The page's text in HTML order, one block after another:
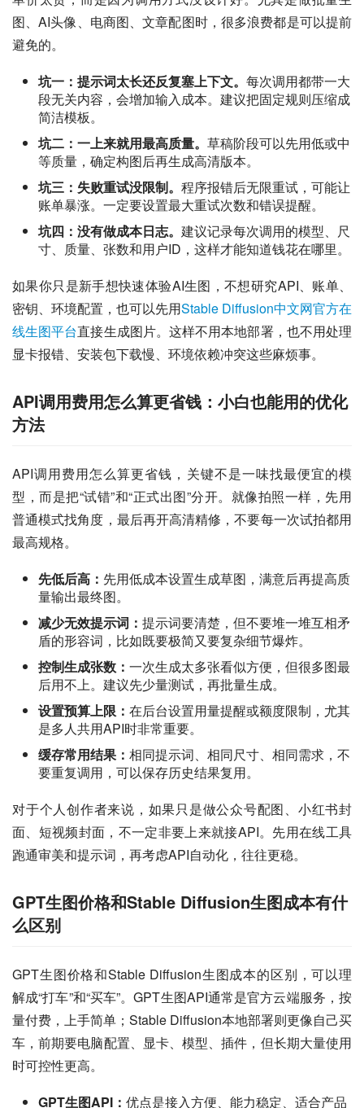
图、AI头像、电商图、文章配图时，很多浪费都是可以提前
避免的。
坑一：提示词太长还反复塞上下文。 每次调用都带一大
段无关内容，会增加输入成本。建议把固定规则压缩成
简洁模板。
坑二：一上来就用最高质量。 草稿阶段可以先用低或中
等质量，确定构图后再生成高清版本。
坑三：失败重试没限制。 程序报错后无限重试，可能让
账单暴涨。一定要设置最大重试次数和错误提醒。
坑四：没有做成本日志。 建议记录每次调用的模型、尺
寸、质量、张数和用户ID，这样才能知道钱花在哪里。
如果你只是新手想快速体验AI生图，不想研究API、账单、
密钥、环境配置，也可以先用Stable Diffusion中文网官方在
线生图平台直接生成图片。这样不用本地部署，也不用处理
显卡报错、安装包下载慢、环境依赖冲突这些麻烦事。
API调用费用怎么算更省钱：小白也能用的优化
方法
API调用费用怎么算更省钱，关键不是一味找最便宜的模
型，而是把“试错”和“正式出图”分开。就像拍照一样，先用
普通模式找角度，最后再开高清精修，不要每一次试拍都用
最高规格。
先低后高： 先用低成本设置生成草图，满意后再提高质
量输出最终图。
减少无效提示词： 提示词要清楚，但不要堆一堆互相矛
盾的形容词，比如既要极简又要复杂细节爆炸。
控制生成张数： 一次生成太多张看似方便，但很多图最
后用不上。建议先少量测试，再批量生成。
设置预算上限： 在后台设置用量提醒或额度限制，尤其
是多人共用API时非常重要。
缓存常用结果： 相同提示词、相同尺寸、相同需求，不
要重复调用，可以保存历史结果复用。
对于个人创作者来说，如果只是做公众号配图、小红书封
面、短视频封面，不一定非要上来就接API。先用在线工具
跑通审美和提示词，再考虑API自动化，往往更稳。
GPT生图价格和Stable Diffusion生图成本有什
么区别
GPT生图价格和Stable Diffusion生图成本的区别，可以理
解成“打车”和“买车”。GPT生图API通常是官方云端服务，按
量付费，上手简单；Stable Diffusion本地部署则更像自己买
车，前期要电脑配置、显卡、模型、插件，但长期大量使用
时可控性更高。
GPT生图API： 优点是接入方便、能力稳定、适合产品